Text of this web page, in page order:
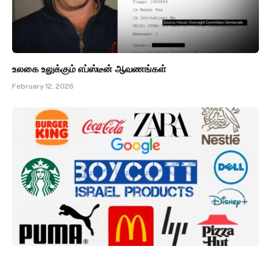
உலகை உலுக்கும் எப்ஸ்டீன் ஆவணங்கள்
February 12, 2026